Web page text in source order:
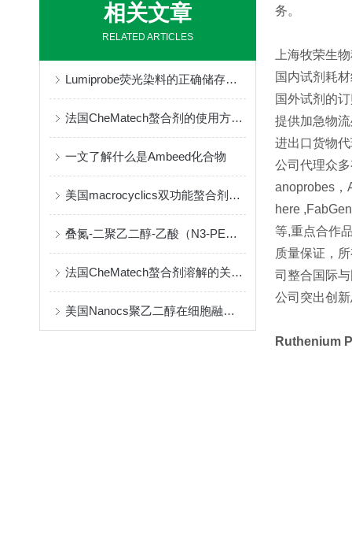
相关文章
RELATED ARTICLES
Lumiprobe荧光染料的正确储存与保管
法国CheMatech螯合剂的使用方法很简单
一文了解什么是Ambeed化合物
美国macrocyclics双功能螯合剂的包装、贮存和使用事项
叠氮-二聚乙二醇-乙酸（N3-PEG2-CH2COOH）介绍
法国CheMatech螯合剂溶解的关键注意事项
美国Nanocs聚乙二醇在细胞融合中的优点
务。
上海牧荣生
国内试剂耗
国外试剂的
提供加急物
进出口货物
公司代理众
anoprobes，
here
等,重点合作
质量保证，
司整合国际
公司突出创
Ruthenium